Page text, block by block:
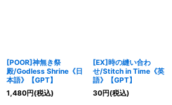
[POOR]神無き祭
殿/Godless Shrine《日
本語》【GPT】
1,480円(税込)
[EX]時の縫い合わ
せ/Stitch in Time《英
語》【GPT】
30円(税込)